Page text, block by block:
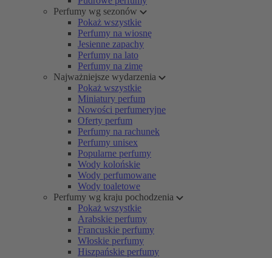
Perfumy wg sezonów
Pokaż wszystkie
Perfumy na wiosnę
Jesienne zapachy
Perfumy na lato
Perfumy na zimę
Najważniejsze wydarzenia
Pokaż wszystkie
Miniatury perfum
Nowości perfumeryjne
Oferty perfum
Perfumy na rachunek
Perfumy unisex
Popularne perfumy
Wody kolońskie
Wody perfumowane
Wody toaletowe
Perfumy wg kraju pochodzenia
Pokaż wszystkie
Arabskie perfumy
Francuskie perfumy
Włoskie perfumy
Hiszpańskie perfumy